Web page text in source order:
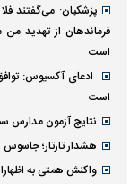
پزشکیان: می‌گفتند
فرماندهان از تهدید
است
ادعای آکسیوس:
است
نتایج آزمون مدارس
هشدار تارتار؛
واکنش همتی به